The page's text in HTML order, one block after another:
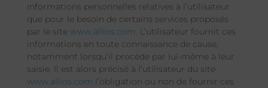
informations personnelles relatives à l’utilisateur
que pour le besoin de certains services proposés
par le site www.allios.com. L’utilisateur fournit ces
informations en toute connaissance de cause,
notamment lorsqu’il procède par lui-même à leur
saisie. Il est alors précisé à l’utilisateur du site
www.allios.com l’obligation ou non de fournir ces